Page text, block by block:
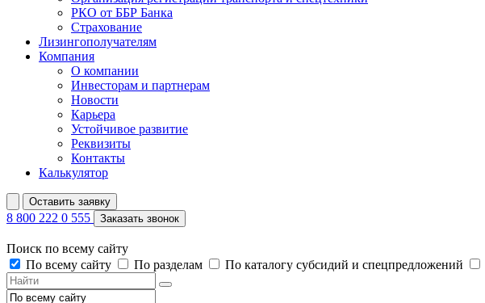
РКО от ББР Банка
Страхование
Лизингополучателям
Компания
О компании
Инвесторам и партнерам
Новости
Карьера
Устойчивое развитие
Реквизиты
Контакты
Калькулятор
Оставить заявку
8 800 222 0 555 Заказать звонок
Поиск по всему сайту
По всему сайту
По разделам По каталогу субсидий и спецпредложений